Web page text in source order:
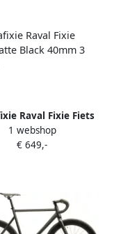
Raval Fixie Fiets
40mm 3 Speeds
1 webshop
€ 649,-